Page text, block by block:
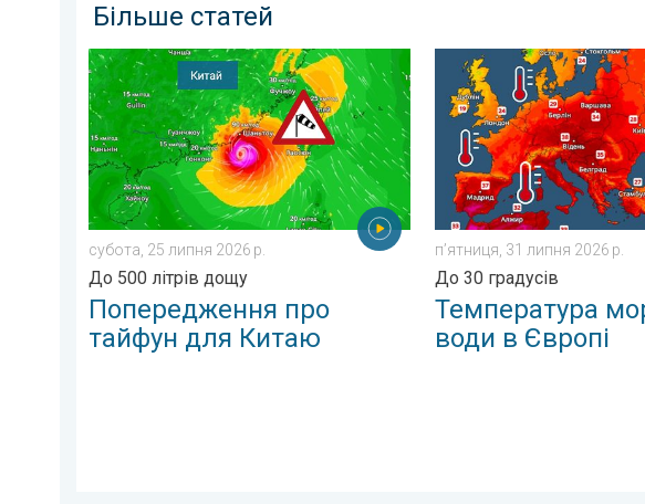
Більше статей
Попередження про тайфун для Китаю. До 500 літрів дощу. . . субота,
субота, 25 липня 2026 р.
До 500 літрів дощу
Попередження про
тайфун для Китаю
Температура морської
пʼятниця, 31 липня 2026 р.
До 30 градусів
Температура
води в Європі